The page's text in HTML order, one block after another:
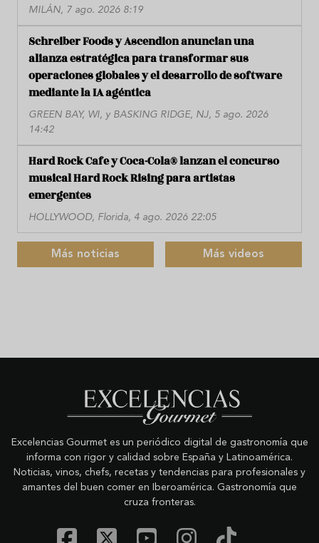
MILÁN, 7 ago. 2026 8:19
Schreiber Foods y Ascendion anuncian una
alianza estratégica para transformar sus
operaciones globales y el desarrollo de software
mediante la IA agéntica
GREEN BAY, WI, y BASKING RIDGE, NJ, 5 ago. 2026
14:42
Hard Rock Cafe y Coca-Cola® lanzan el concurso
musical Hard Rock Rising para artistas
emergentes
HOLLYWOOD, Florida, 4 ago. 2026 22:05
Más noticias Más videos
Excelencias Gourmet es un periódico digital de gastronomía que
informa con rigor y calidad sobre España y Latinoamérica.
Noticias, vinos, chefs, recetas y tendencias para profesionales y
amantes del buen comer en Iberoamérica. Gastronomía que
cruza fronteras.